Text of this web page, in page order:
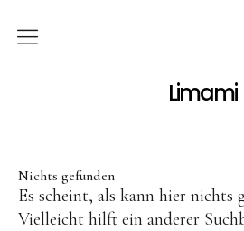
Limami
Über
Essen &
Nichts gefunden
Es scheint, als kann hier nichts
Vielleicht hilft ein anderer